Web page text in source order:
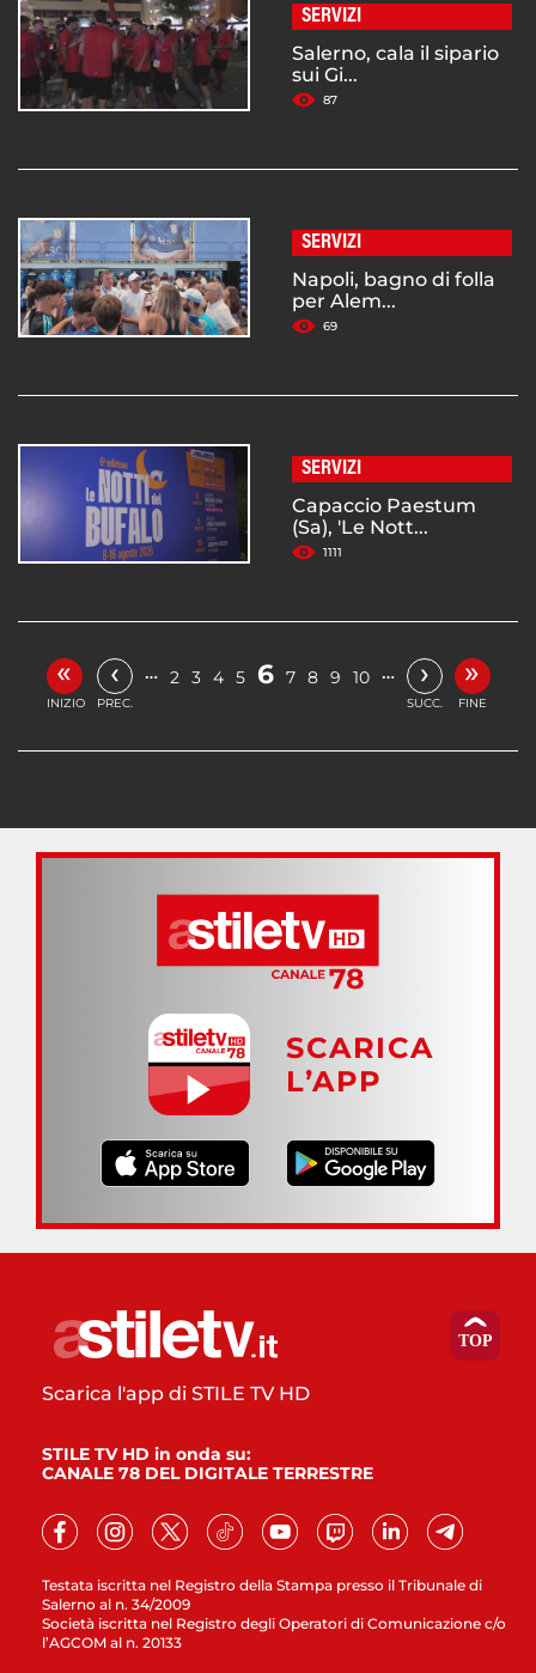
SERVIZI
Salerno, cala il sipario
sui Gi...
87
SERVIZI
Napoli, bagno di folla
per Alem...
69
SERVIZI
Capaccio Paestum
(Sa), 'Le Nott...
1111
«
INIZIO
‹
PREC.
… 2 3 4 5 6 7 8 9 10 … ›
SUCC.
»
FINE
SCARICA
L’APP
Testata iscritta nel Registro della Stampa presso il Tribunale di
Salerno al n. 34/2009
Società iscritta nel Registro degli Operatori di Comunicazione c/o
l’AGCOM al n. 20133
Scarica l'app di STILE TV HD
STILE TV HD in onda su:
CANALE 78 DEL DIGITALE TERRESTRE